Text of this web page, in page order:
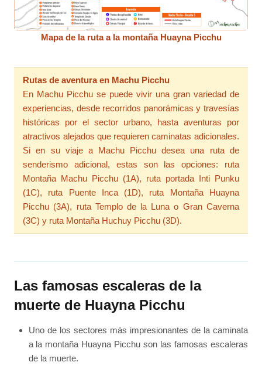
Mapa de la ruta a la montaña Huayna Picchu
Rutas de aventura en Machu Picchu
En Machu Picchu se puede vivir una gran variedad de
experiencias, desde recorridos panorámicas y travesías
históricas por el sector urbano, hasta aventuras por
atractivos alejados que requieren caminatas adicionales.
Si en su viaje a Machu Picchu desea una ruta de
senderismo adicional, estas son las opciones: ruta
Montaña Machu Picchu (1A), ruta portada Inti Punku
(1C), ruta Puente Inca (1D), ruta Montaña Huayna
Picchu (3A), ruta Templo de la Luna o Gran Caverna
(3C) y ruta Montaña Huchuy Picchu (3D).
Las famosas escaleras de la
muerte de Huayna Picchu
Uno de los sectores más impresionantes de la caminata
a la montaña Huayna Picchu son las famosas escaleras
de la muerte.